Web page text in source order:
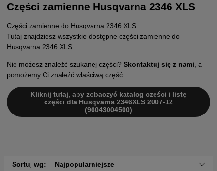
Części zamienne Husqvarna 2346 XLS
Części zamienne do Husqvarna 2346 XLS
Tutaj znajdziesz wszystkie dostępne części zamienne do
Husqvarna 2346 XLS.
Nie możesz znaleźć szukanej części? Skontaktuj się z nami , a
pomożemy Ci znaleźć właściwą część.
Kliknij tutaj, aby zobaczyć katalog części i listę
części dla Husqvarna 2346XLS 2007-12
(96043004500)
Sortuj wg: Najpopularniejsze